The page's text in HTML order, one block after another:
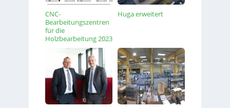
CNC-
Bearbeitungszentren
für die
Holzbearbeitung 2023
Huga erweitert